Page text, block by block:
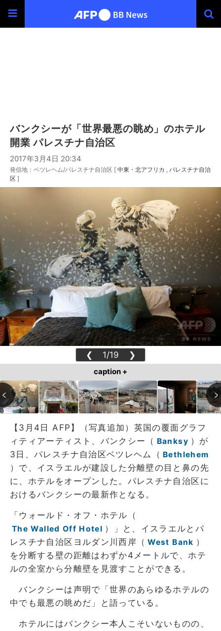
バンクシーが「世界最悪の眺め」のホテル
開業 パレスチナ自治区
2017年3月4日 20:34
発信地：ベツレヘム/パレスチナ自治区 [ 中東・北アフリカ
パレスチナ自治
区 ]
❮ 1/19 ❯
caption +
【3月4日 AFP】（写真追加）英国の覆面グラフ
ィティアーティスト、バンクシー（ Banksy ）が
3日、パレスチナ自治区ベツレヘム（ Bethlehem
）で、イスラエルが建設した分離壁の目と鼻の先
に、ホテルをオープンした。パレスチナ自治区に
おけるバンクシーの最新作となる。
「ウォールド・オフ・ホテル（
The Walled Off Hotel ）」と、イスラエルとパ
レスチナ自治区ヨルダン川西岸（ West Bank ）
を分断する壁の距離はわずか4メートルで、ホテ
ルの全室から分離壁を見渡すことができる。
バンクシーは声明で「世界のあらゆるホテルの
中でも最悪の眺めだ」と語っている。
ホテルにはバンクシー本人こそいないものの、